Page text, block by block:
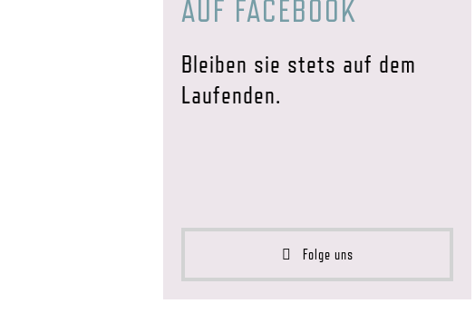
AUF FACEBOOK
Bleiben sie stets auf dem
Laufenden.
Folge uns